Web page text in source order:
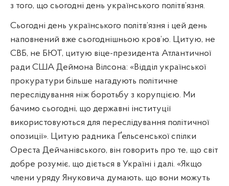
з того, що сьогодні день українського політв’язня.
Сьогодні день українського політв’язня і цей день
наповнений вже сьогоднішньою кров’ю. Цитую, не
СВБ, не БЮТ, цитую віце-президента Атлантичної
ради США Деймона Вілсона: «Відділ української
прокуратури більше нагадують політичне
переслідування ніж боротьбу з корупцією. Ми
бачимо сьогодні, що державні інституції
використовуються для переслідування політичної
опозиції». Цитую радника Ґельсенської спілки
Ореста Дейчанівського, він говорить про те, що світ
добре розуміє, що діється в Україні і далі. «Якщо
члени уряду Януковича думають, що вони можуть